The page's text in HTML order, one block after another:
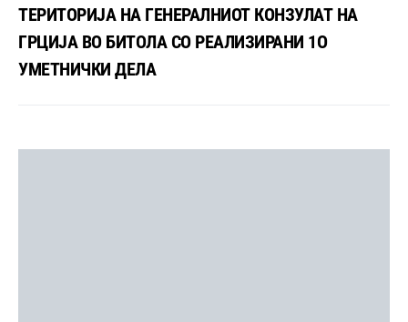
ТЕРИТОРИЈА НА ГЕНЕРАЛНИОТ КОНЗУЛАТ НА
ГРЦИЈА ВО БИТОЛА СО РЕАЛИЗИРАНИ 1О
УМЕТНИЧКИ ДЕЛА